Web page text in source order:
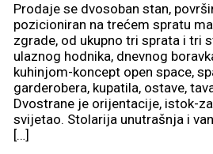
Prodaje se dvosoban stan,
pozicioniran na trećem spratu
zgrade, od ukupno tri sprata i tri
ulaznog hodnika, dnevnog
kuhinjom-koncept open space,
garderobera, kupatila, ostave,
Dvostrane je orijentacije, istok-
svijetao. Stolarija unutrašnja i
[…]